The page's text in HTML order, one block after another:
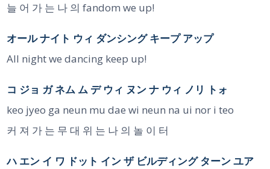
늘 어 가 는 나 의 fandom we up!
オール ナイト ウィ ダンシング キープ アップ
All night we dancing keep up!
コ ジョ ガ ネム ム デ ウィ ヌン ナ ウィ ノリ トォ
keo jyeo ga neun mu dae wi neun na ui nor i teo
커 져 가 는 무 대 위 는 나 의 놀 이 터
ハ エン イ ワ ドット イン ザ ビルディング ターン ユア